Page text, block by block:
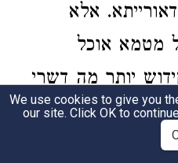
אלא
מטמא אוכל
יותר מה דשרי
להוסיף
האיך אמר ר"י
We use cookies to give you
our site. Click OK to